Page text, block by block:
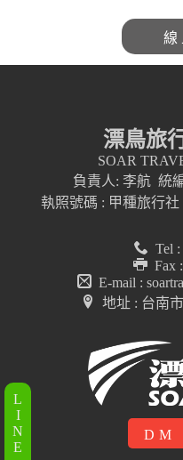
L
I
N
E
線
漂鳥旅
SOAR
負責人: 李航 統
執照號碼 : 甲種旅行社
Tel
Fax
E-mail :
地址 : 台南
DM